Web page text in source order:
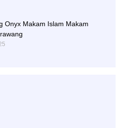
Onyx Makam Islam Makam